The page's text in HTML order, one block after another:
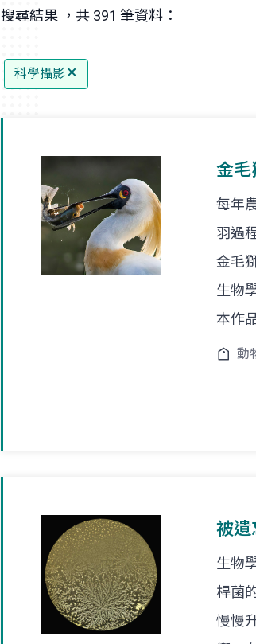
搜尋結果 ，共 391 筆資料：
科學攝影
金毛
每年
羽過
金毛
生物
本作
動
被遺
生物
桿菌
慢慢